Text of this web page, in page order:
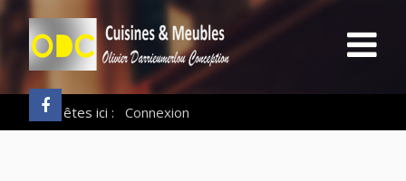
Vous êtes ici : Connexion